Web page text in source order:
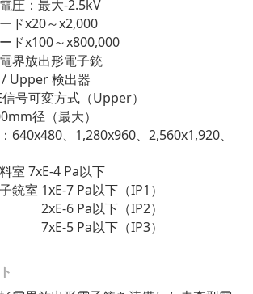
圧：最大-2.5kV
ドx20～x2,000
x100～x800,000
界放出形電子銃
Upper 検出器
変方式（Upper）
径（最大）
640x480、1,280x960、2,560x1,920、
室 7xE-4 Pa以下
7 Pa以下（IP1）
以下（IP2）
以下（IP3）